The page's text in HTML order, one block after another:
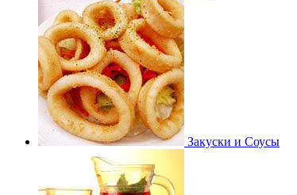
Закуски и Соусы